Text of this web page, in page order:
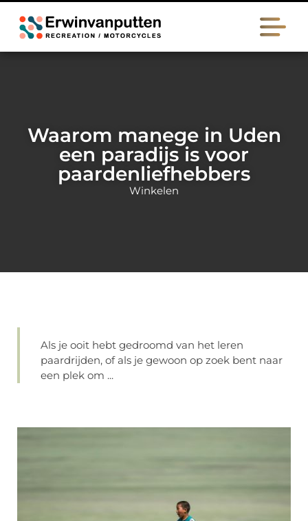
Waarom manege in Uden
een paradijs is voor
paardenliefhebbers
Winkelen
Als je ooit hebt gedroomd van het leren
paardrijden, of als je gewoon op zoek bent naar
een plek om ...